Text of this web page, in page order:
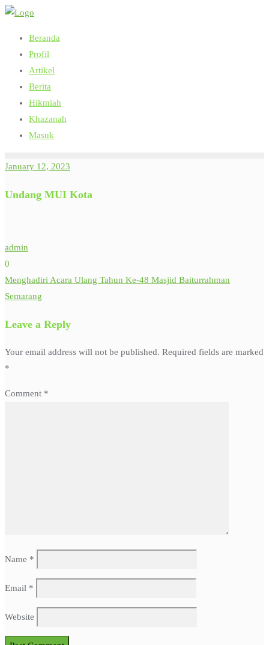
Skip
content
Beranda
Profil
Artikel
Berita
Hikmiah
Khazanah
Masuk
January 12, 2023
Undang MUI Kota
admin
0
Post
Menghadiri Acara Ulang Tahun Ke-48 Masjid Baiturrahman
Semarang
Leave a Reply
Your email address will not be published. Required fields are marked
*
Comment *
Name *
Email *
Website